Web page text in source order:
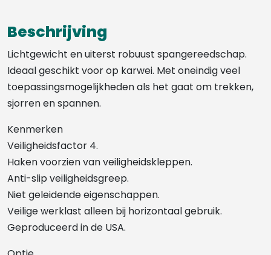
Beschrijving
Lichtgewicht en uiterst robuust spangereedschap.
Ideaal geschikt voor op karwei. Met oneindig veel
toepassingsmogelijkheden als het gaat om trekken,
sjorren en spannen.
Kenmerken
Veiligheidsfactor 4.
Haken voorzien van veiligheidskleppen.
Anti-slip veiligheidsgreep.
Niet geleidende eigenschappen.
Veilige werklast alleen bij horizontaal gebruik.
Geproduceerd in de USA.